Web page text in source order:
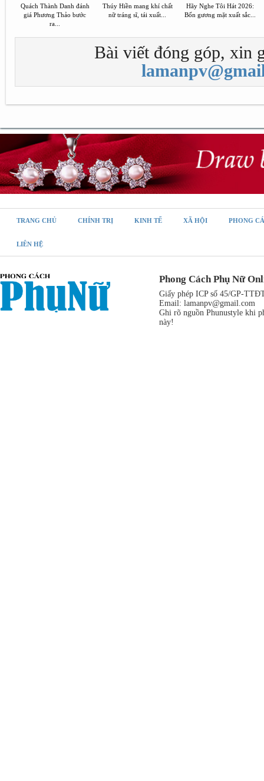
Quách Thành Danh đánh
giá Phương Thảo bước
ra...
Thúy Hiền mang khí chất
nữ tráng sĩ, tái xuất...
Hãy Nghe Tôi Hát 2026:
Bốn gương mặt xuất sắc...
Bài viết đóng góp, xin
TRANG CHỦ CHÍNH TRỊ KINH TẾ XÃ HỘI PHONG
LIÊN HỆ
Phong Cách Phụ Nữ
Giấy phép ICP số 45/GP-
Email: lamanpv@gmail.com
Ghi rõ nguồn Phunustyle khi
này!